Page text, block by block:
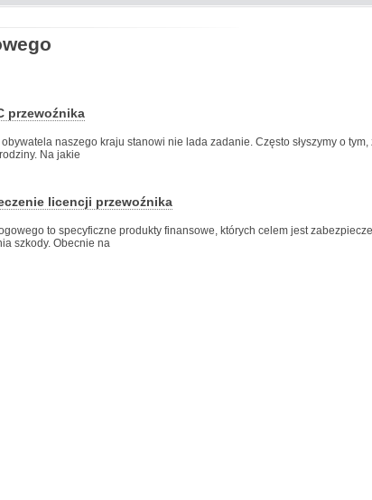
przewoźnika
naszego kraju stanowi nie lada zadanie. Często słyszymy o tym,
Na jakie
licencji przewoźnika
to specyficzne produkty finansowe, których celem jest
szkody. Obecnie na